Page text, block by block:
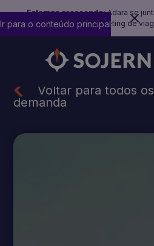
Estamos crescendo:Adara se
futuro do marketing de
Ir para o conteúdo principal
Voltar para todos
demanda